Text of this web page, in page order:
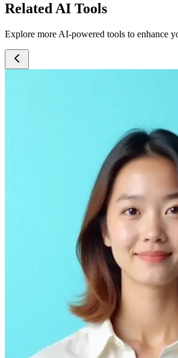
Related AI Tools
Explore more AI-powered tools to enhance